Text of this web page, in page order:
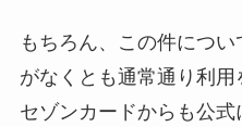
もちろん、この件につ
がなくとも通常通り利用
セゾンカードからも公